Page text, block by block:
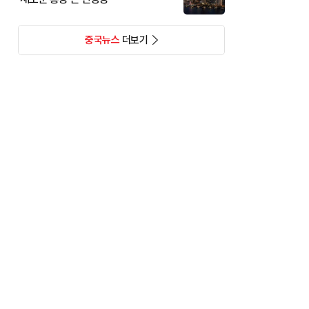
중국뉴스더보기